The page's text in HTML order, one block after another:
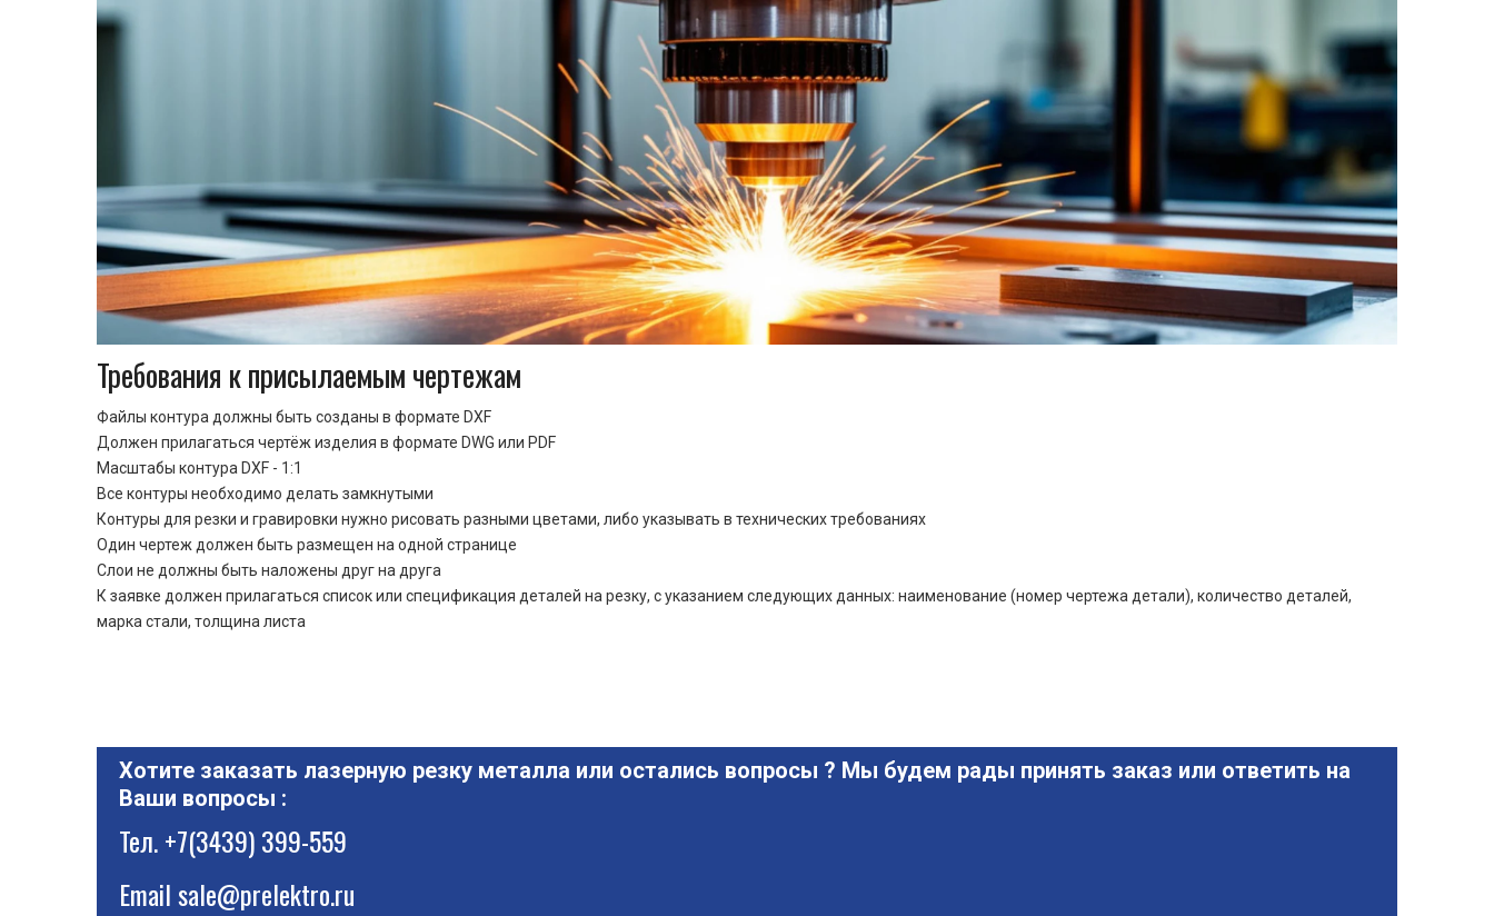
Требования к присылаемым чертежам
Файлы контура должны быть созданы в формате DXF
Должен прилагаться чертёж изделия в формате DWG или PDF
Масштабы контура DXF - 1:1
Все контуры необходимо делать замкнутыми
Контуры для резки и гравировки нужно рисовать разными цветами, либо указывать в технических требованиях
Один чертеж должен быть размещен на одной странице
Cлои не должны быть наложены друг на друга
К заявке должен прилагаться список или спецификация деталей на резку, с указанием следующих данных: наименование (номер чертежа детали), количество деталей,
марка стали, толщина листа
Хотите заказать лазерную резку металла или остались вопросы ? Мы будем рады принять заказ или ответить на
Ваши вопросы :
Тел.+7(3439) 399-559
Emailsale@prelektro.ru